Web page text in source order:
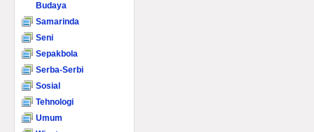
Budaya
Samarinda
Seni
Sepakbola
Serba-Serbi
Sosial
Tehnologi
Umum